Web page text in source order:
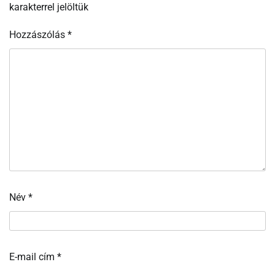
karakterrel jelöltük
Hozzászólás *
Név *
E-mail cím *